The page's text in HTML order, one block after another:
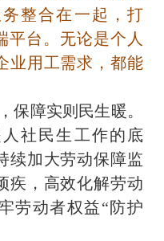
整合在一起，打
平台。无论是个人
业用工需求，都能
保障实则民生暖。
社民生工作的底
续加大劳动保障监
疾，高效化解劳动
劳动者权益“防护